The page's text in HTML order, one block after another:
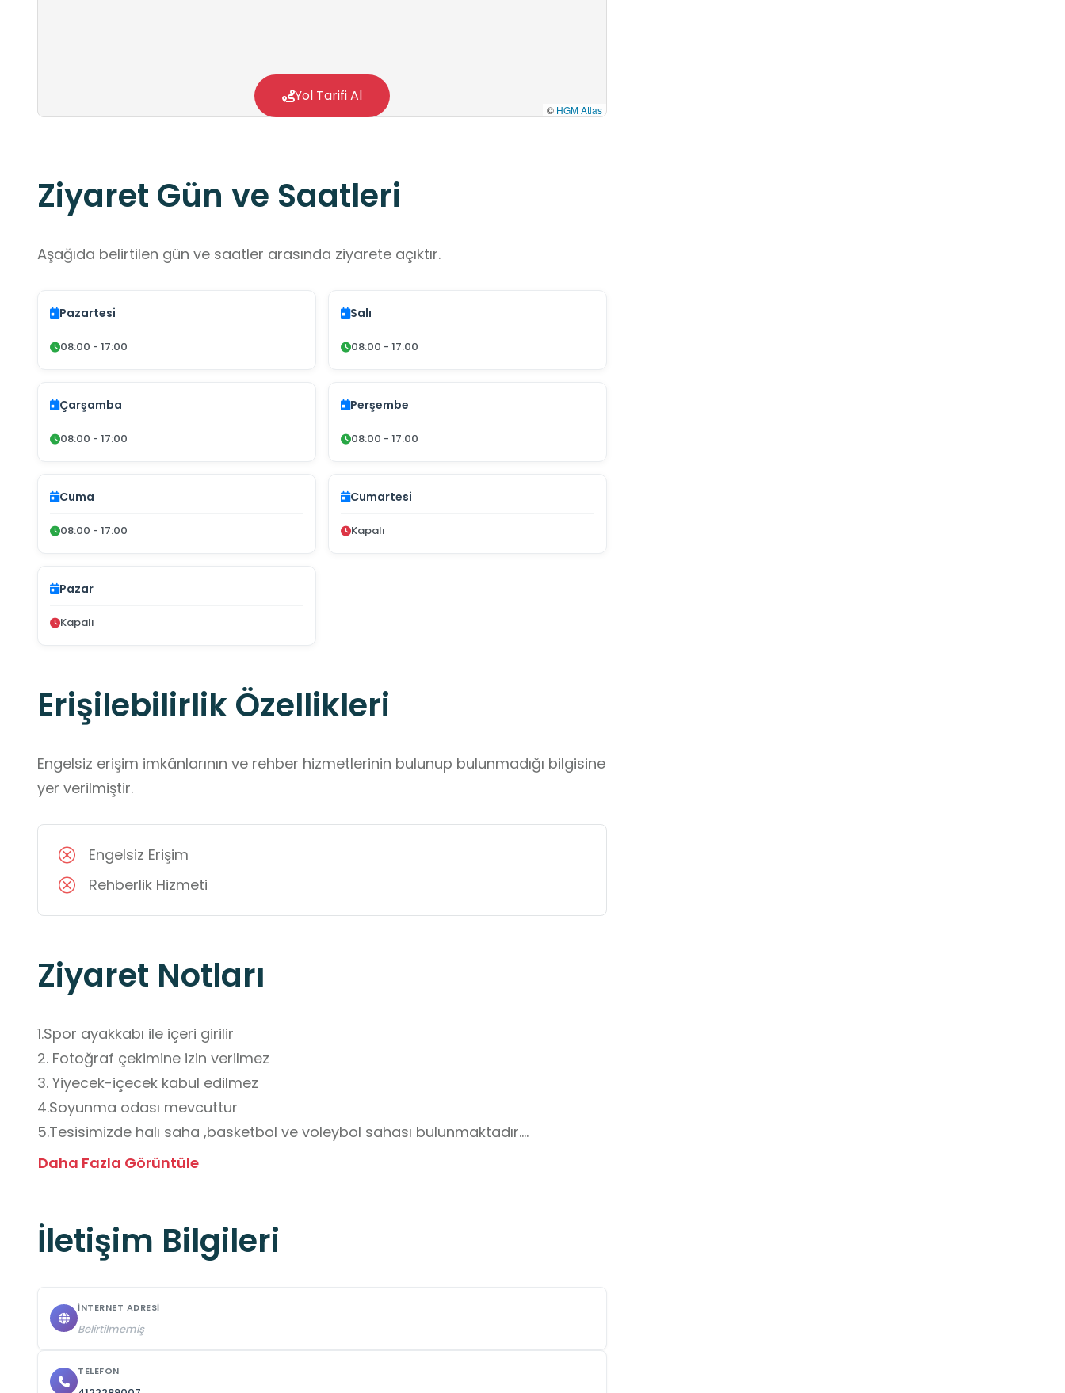
© HGM Atlas
Yol Tarifi Al
Ziyaret Gün ve Saatleri
Aşağıda belirtilen gün ve saatler arasında ziyarete açıktır.
Pazartesi
08:00 - 17:00
Salı
08:00 - 17:00
Çarşamba
08:00 - 17:00
Perşembe
08:00 - 17:00
Cuma
08:00 - 17:00
Cumartesi
Kapalı
Pazar
Kapalı
Erişilebilirlik Özellikleri
Engelsiz erişim imkânlarının ve rehber hizmetlerinin bulunup bulunmadığı bilgisine
yer verilmiştir.
Engelsiz Erişim
Rehberlik Hizmeti
Ziyaret Notları
1.Spor ayakkabı ile içeri girilir
2. Fotoğraf çekimine izin verilmez
3. Yiyecek-içecek kabul edilmez
4.Soyunma odası mevcuttur
5.Tesisimizde halı saha ,basketbol ve voleybol sahası bulunmaktadır.
İlgili branşın gerektirdiği ekipmanlar salonda mevcuttur.
Daha Fazla Görüntüle
İletişim Bilgileri
İNTERNET ADRESI
Belirtilmemiş
TELEFON